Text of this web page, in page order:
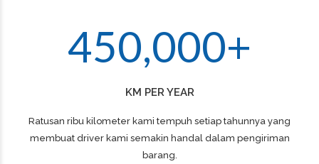
450,000+
KM PER YEAR
Ratusan ribu kilometer kami tempuh setiap tahunnya yang
membuat driver kami semakin handal dalam pengiriman
barang.
1
3
6
7
8
6
7
8
6
7
8
2
3
4
5